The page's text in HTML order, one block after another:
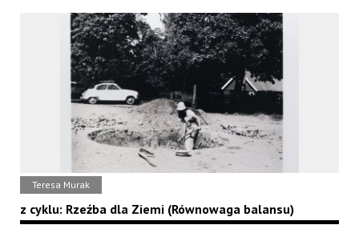
Teresa Murak
z cyklu: Rzeźba dla Ziemi (Równowaga balansu)